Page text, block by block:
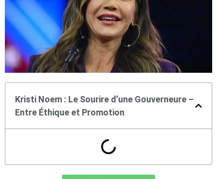
Kristi Noem : Le Sourire d’une Gouverneure –
Entre Éthique et Promotion